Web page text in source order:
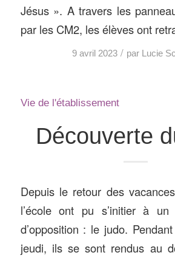
Jésus ». A travers les
par les CM2, les élèves ont
9 avril 2023 / par Lucie
Vie de l'établissement
Découverte
Depuis le retour des
l’école ont pu s’initier à un
d’opposition : le judo.
jeudi, ils se sont rendus au